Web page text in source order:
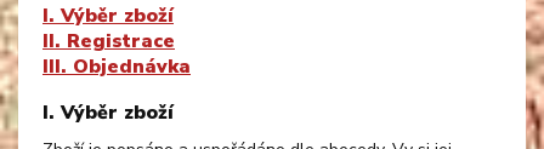
I. Výběr zboží
II. Registrace
III. Objednávka
I. Výběr zboží